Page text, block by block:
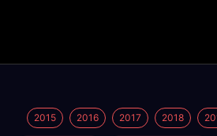
2015 2016 2017 2018